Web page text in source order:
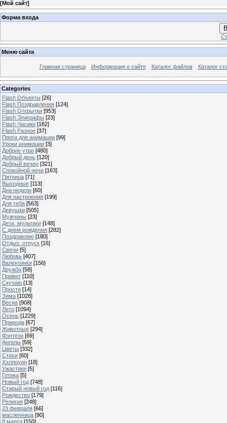
[Мой сайт]
Форма входа
Меню сайта
Главная страница Информация о сайте Каталог файлов Каталог
Categories
Flash Объекты [26]
Flash Поздравления [124]
Flash Открытки [953]
Flash Эпиграфы [23]
Flash Часики [182]
Flash Разное [37]
Проги для анимации [99]
Уроки анимации [3]
Доброе утро [480]
Добрый день [120]
Добрый вечер [321]
Спокойной ночи [163]
Пятница [71]
Выходные [113]
Дни недели [60]
Для настроения [199]
Для тебя [563]
Девушки [505]
Мужчины [23]
Дети, мультики [148]
С днем рождения [282]
Поздравляю [180]
Отдых, отпуск [16]
Свечи [5]
Любовь [407]
Валентинки [156]
Дружба [58]
Привет [110]
Скучаю [13]
Прости [14]
Зима [1028]
Весна [908]
Лето [1094]
Осень [1229]
Природа [67]
Животные [294]
Фэнтези [69]
Ангелы [59]
Цветы [332]
Стихи [60]
Хэллоуин [18]
Ужастики [5]
Готика [5]
Новый год [748]
Старый новый год [116]
Рождество [179]
Религия [248]
23 февраля [66]
масленница [90]
8 марта [150]